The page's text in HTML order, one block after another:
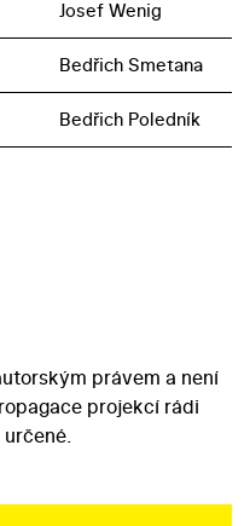
Josef Wenig
Bedřich Smetana
Bedřich Poledník
právem a není
projekcí rádi